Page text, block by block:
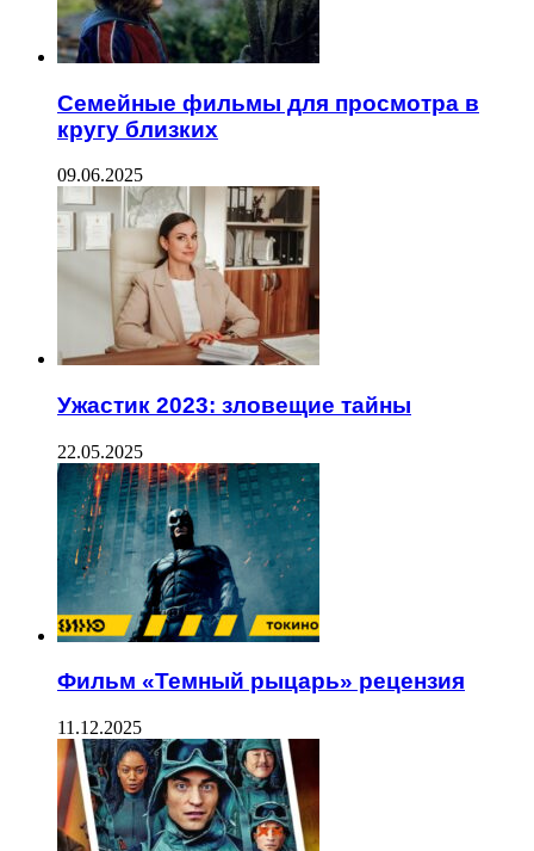
Семейные фильмы для просмотра в
кругу близких
09.06.2025
Ужастик 2023: зловещие тайны
22.05.2025
Фильм «Темный рыцарь» рецензия
11.12.2025